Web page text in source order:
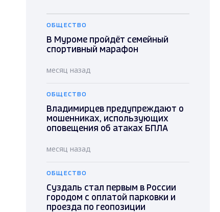
ОБЩЕСТВО
В Муроме пройдёт семейный
спортивный марафон
месяц назад
ОБЩЕСТВО
Владимирцев предупреждают о
мошенниках, использующих
оповещения об атаках БПЛА
месяц назад
ОБЩЕСТВО
Суздаль стал первым в России
городом с оплатой парковки и
проезда по геопозиции